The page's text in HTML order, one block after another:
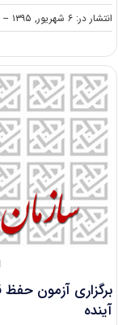
انتشار در: ۶ شهریور, ۱۳۹۵ --
آینده